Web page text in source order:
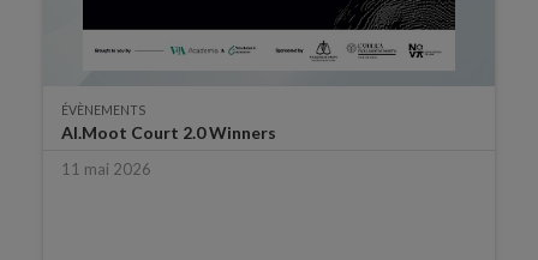
ÉVÈNEMENTS
AI.Moot Court 2.0 Winners
11 mai 2026